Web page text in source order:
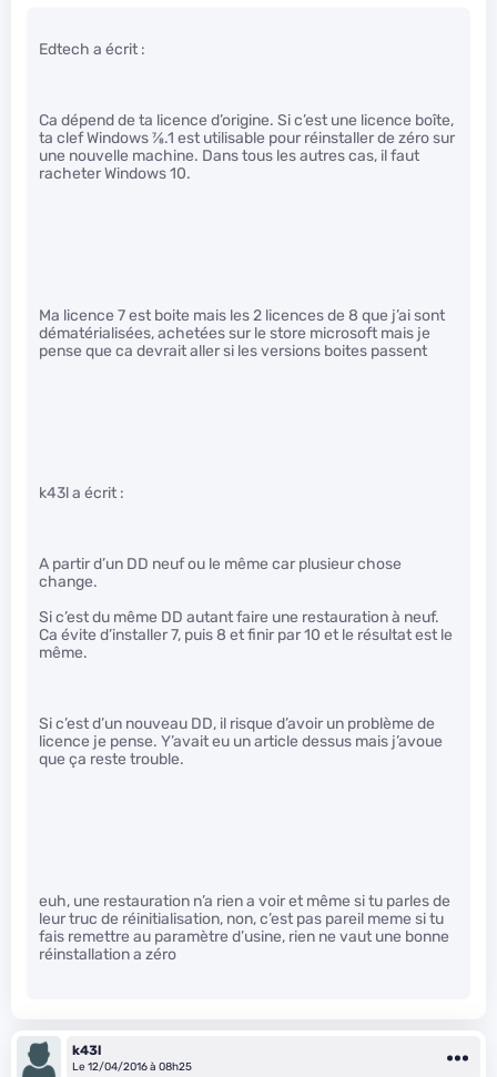
Edtech a écrit :
Ca dépend de ta licence d’origine. Si c’est une licence boîte,
ta clef Windows7⁄8.1 est utilisable pour réinstaller de zéro sur
une nouvelle machine. Dans tous les autres cas, il faut
racheter Windows 10.
Ma licence 7 est boite mais les 2 licences de 8 que j’ai sont
dématérialisées, achetées sur le store microsoft mais je
pense que ca devrait aller si les versions boites passent
k43l a écrit :
A partir d’un DD neuf ou le même car plusieur chose
change.
Si c’est du même DD autant faire une restauration à neuf.
Ca évite d’installer 7, puis 8 et finir par 10 et le résultat est le
même.
Si c’est d’un nouveau DD, il risque d’avoir un problème de
licence je pense. Y’avait eu un article dessus mais j’avoue
que ça reste trouble.
euh, une restauration n’a rien a voir et même si tu parles de
leur truc de réinitialisation, non, c’est pas pareil meme si tu
fais remettre au paramètre d’usine, rien ne vaut une bonne
réinstallation a zéro
k43l
Le 12/04/2016 à 08h25